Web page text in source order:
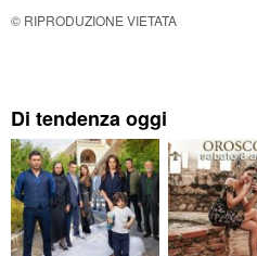
© RIPRODUZIONE VIETATA
Di tendenza oggi